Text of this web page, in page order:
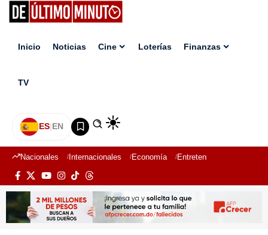
Inicio Noticias Cine Loterías Finanzas
TV
ES|EN
Nacionales Internacionales Economía Entretenimiento